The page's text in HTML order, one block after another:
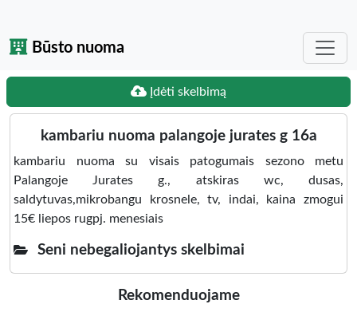
Būsto nuoma
Įdėti skelbimą
kambariu nuoma palangoje jurates g 16a
kambariu nuoma su visais patogumais sezono metu
Palangoje Jurates g., atskiras wc, dusas,
saldytuvas,mikrobangu krosnele, tv, indai, kaina zmogui
15€ liepos rugpj. menesiais
Seni nebegaliojantys skelbimai
Rekomenduojame